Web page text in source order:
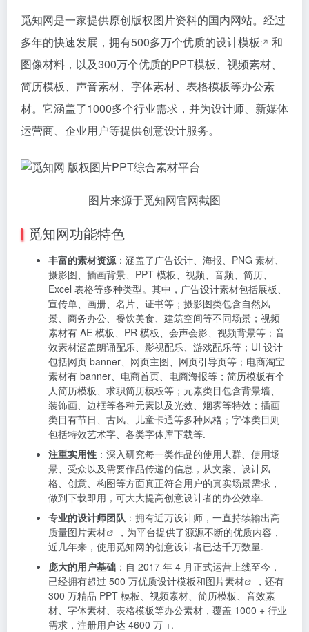
觅知网是一家提供原创版权图片资料的国内网站。经过
多年的快速发展，拥有500多万个优质的设计模板
和
图像材料，以及300万个优质的PPT模板、视频素材、
简历模板、声音素材、字体素材、表格模板等办公素
材。它涵盖了1000多个行业需求，并为设计师、新媒体
运营商、企业用户等提供创意设计服务。
图片来源于觅知网官网截图
觅知网功能特色
丰富的素材资源：涵盖了广告设计、海报、PNG 素材、
摄影图、插画背景、PPT 模板、视频、音频、简历、
Excel 表格等多种类型。其中，广告设计素材包括展板、
宣传单、画册、名片、证书等；摄影图类包含自然风
景、商务办公、餐饮美食、建筑空间等不同场景；视频
素材有 AE 模板、PR 模板、会声会影、视频背景等；音
效素材涵盖朗诵配乐、影视配乐、游戏配乐等；UI 设计
包括网页 banner、网页主图、网页引导页等；电商淘宝
素材有 banner、电商首页、电商海报等；简历模板有个
人简历模板、求职简历模板等；元素类目包含背景墙、
装饰画、边框等各种元素以及光效、烟雾等特效；插画
类目有节日、古风、儿童卡通等多种风格；字体类目则
包括特效艺术字、各类字体库下载等.
注重实用性 ：深入研究每一类作品的使用人群、使用场
景、受众以及需要作品传递的信息，从文案、设计风
格、创意、构图等方面真正符合用户的真实场景需求，
做到下载即用，可大大提高创意设计者的办公效率.
专业的设计师团队 ：拥有近万设计师，一直持续输出高
质量图片素材
，为平台提供了源源不断的优质内容，
近几年来，使用觅知网的创意设计者已达千万数量.
庞大的用户基础 ：自 2017 年 4 月正式运营上线至今，
已经拥有超过 500 万优质设计模板和图片素材
，还有
300 万精品 PPT 模板、视频素材、简历模板、音效素
材、字体素材、表格模板等办公素材，覆盖 1000 + 行业
需求，注册用户达 4600 万 +.